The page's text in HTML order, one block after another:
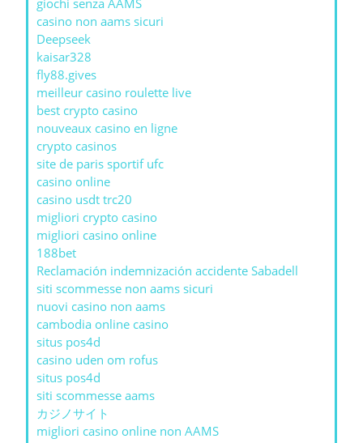
giochi senza AAMS
casino non aams sicuri
Deepseek
kaisar328
fly88.gives
meilleur casino roulette live
best crypto casino
nouveaux casino en ligne
crypto casinos
site de paris sportif ufc
casino online
casino usdt trc20
migliori crypto casino
migliori casino online
188bet
Reclamación indemnización accidente Sabadell
siti scommesse non aams sicuri
nuovi casino non aams
cambodia online casino
situs pos4d
casino uden om rofus
situs pos4d
siti scommesse aams
カジノサイト
migliori casino online non AAMS